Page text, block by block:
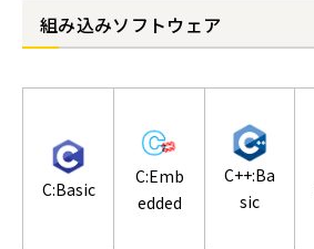
組み込みソフトウェア
C:Basic
C:Emb
edded
C++:Ba
sic